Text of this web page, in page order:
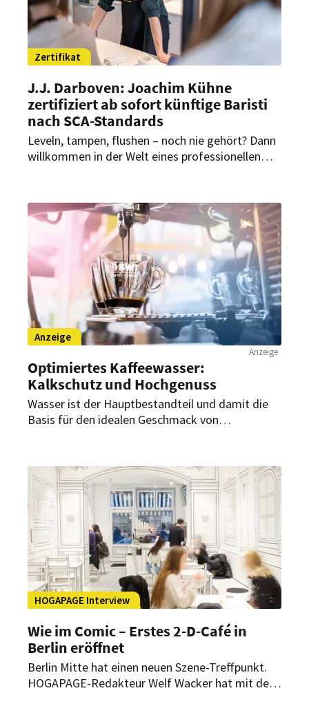
Zertifikat
J.J. Darboven: Joachim Kühne
zertifiziert ab sofort künftige Baristi
nach SCA-Standards
Leveln, tampen, flushen – noch nie gehört? Dann
willkommen in der Welt eines professionellen
Darboven. Als autorisierter Trainer des Coffee
Skills Programs von der Specialty Coffee
Association (SCA), kann er ab sofort zwei Module
zertifizieren.
Anzeige
Anzeige
Optimiertes Kaffeewasser:
Kalkschutz und Hochgenuss
Wasser ist der Hauptbestandteil und damit die
Basis für den idealen Geschmack von
HoReCa-Bereich zu optimieren – für
Maschinenschutz und perfektes Kaffee-Aroma.
HOGAPAGE Interview
Wie im Comic – Erstes 2-D-Café in
Berlin eröffnet
Berlin Mitte hat einen neuen Szene-Treffpunkt.
HOGAPAGE-Redakteur Welf Wacker hat mit den